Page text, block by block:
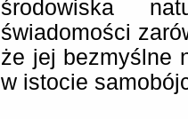
środowiska
świadomości
że jej bezmyślne
w istocie